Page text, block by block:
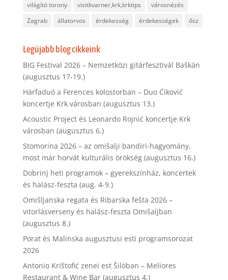
világító torony
visitkvarner,krk,krktips
városnézés
Zagrab
állatorvos érdekesség érdekességek ősz
Legújabb blog cikkeink
BIG Festival 2026 – Nemzetközi gitárfesztivál Baškán
(augusztus 17-19.)
Hárfaduó a Ferences kolostorban – Duo Ćiković
koncertje Krk városban (augusztus 13.)
Acoustic Project és Leonardo Rojnić koncertje Krk
városban (augusztus 6.)
Stomorina 2026 – az omišalji bandiri-hagyomány,
most már horvát kulturális örökség (augusztus 16.)
Dobrinj heti programok – gyerekszínház, koncertek
és halász-feszta (aug. 4-9.)
Omišljanska regata és Ribarska fešta 2026 –
vitorlásverseny és halász-feszta Omišaljban
(augusztus 8.)
Porat és Malinska augusztusi esti programsorozat
2026
Antonio Krištofić zenei est Šilóban – Meliores
Restaurant & Wine Bar (augusztus 4.)